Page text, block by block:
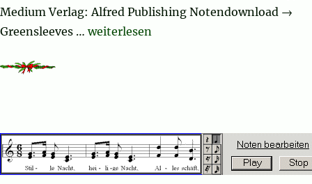
Medium Verlag: Alfred Publishing Notendownload →
Greensleeves …„Greensleeves (complete)“
weiterlesen